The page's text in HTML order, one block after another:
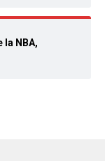
la NBA,